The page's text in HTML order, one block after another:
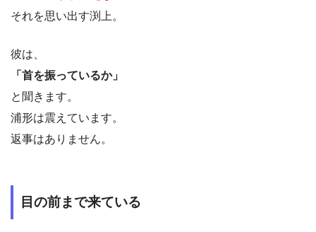
それを思い出す渕上。
彼は、
「首を振っているか」
と聞きます。
浦形は震えています。
返事はありません。
目の前まで来ている